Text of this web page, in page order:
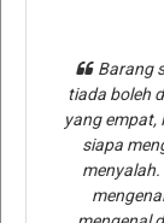
Barang
tiada boleh
yang empat,
siapa